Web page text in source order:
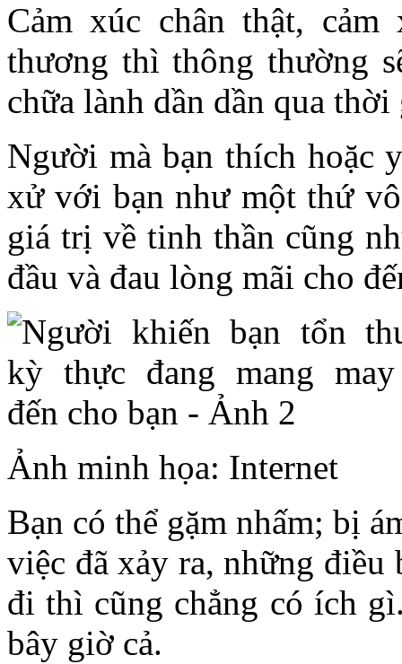
Cảm xúc chân thật,
thương thì thông thường
chữa lành dần dần qua
Người mà bạn thích hoặc
xử với bạn như một thứ
giá trị về tinh thần cũng
đầu và đau lòng mãi cho
Ảnh minh họa: Internet
Bạn có thể gặm nhấm; bị
việc đã xảy ra, những điều
đi thì cũng chẳng có ích
bây giờ cả.